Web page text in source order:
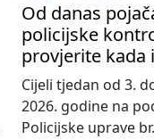
Od danas
policijske
provjerite kada
Cijeli tjedan od 3.
2026. godine na
Policijske uprave